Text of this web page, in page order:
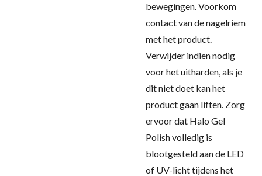
bewegingen. Voorkom
contact van de nagelriem
met het product.
Verwijder indien nodig
voor het uitharden, als je
dit niet doet kan het
product gaan liften. Zorg
ervoor dat Halo Gel
Polish volledig is
blootgesteld aan de LED
of UV-licht tijdens het